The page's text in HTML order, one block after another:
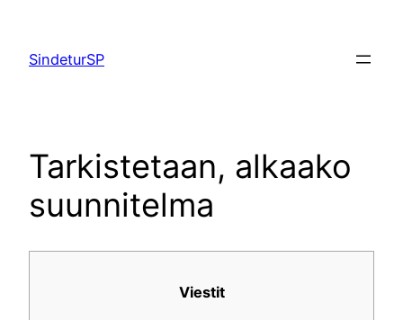
content
SindeturSP
Tarkistetaan, alkaako
suunnitelma
Viestit